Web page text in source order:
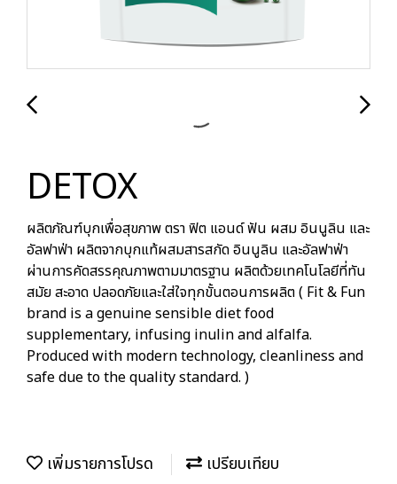
DETOX
ผลิตภัณฑ์บุกเพื่อสุขภาพ ตรา ฟิต แอนด์ ฟัน ผสม อินนูลิน และ
อัลฟาฟ่า ผลิตจากบุกแท้ผสมสารสกัด อินนูลิน และอัลฟาฟ่า
ผ่านการคัดสรรคุณภาพตามมาตรฐาน ผลิตด้วยเทคโนโลยีที่ทัน
สมัย สะอาด ปลอดภัยและใส่ใจทุกขั้นตอนการผลิต ( Fit & Fun
brand is a genuine sensible diet food
supplementary, infusing inulin and alfalfa.
Produced with modern technology, cleanliness and
safe due to the quality standard. )
เพิ่มรายการโปรด เปรียบเทียบ